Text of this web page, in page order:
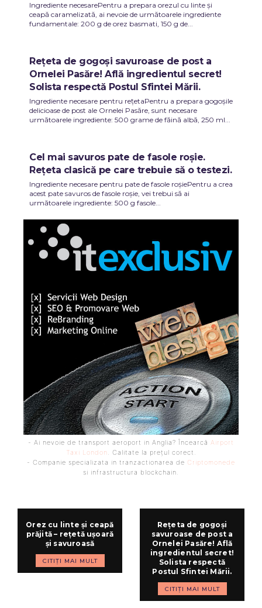
Ingrediente necesarePentru a prepara orezul cu linte și
ceapă caramelizată, ai nevoie de următoarele ingrediente
fundamentale: 200 g de orez basmati, 150 g de...
Rețeta de gogoși savuroase de post a
Ornelei Pasăre! Află ingredientul secret!
Solista respectă Postul Sfintei Mării.
Ingrediente necesare pentru rețetaPentru a prepara gogoșile
delicioase de post ale Ornelei Pasăre, sunt necesare
următoarele ingrediente: 500 grame de făină albă, 250 ml...
Cel mai savuros pate de fasole roșie.
Rețeta clasică pe care trebuie să o testezi.
Ingrediente necesare pentru pate de fasole roșiePentru a crea
acest pate savuros de fasole roșie, vei trebui să ai
următoarele ingrediente: 500 g fasole...
- Ai nevoie de transport aeroport in Anglia? Încearcă Airport
Taxi London. Calitate la prețul corect.
- Companie specializata in tranzactionarea de Criptomonede
si infrastructura blockchain.
Orez cu linte și ceapă
prăjită – rețetă ușoară
și savuroasă
CITIȚI MAI MULT
Rețeta de gogoși
savuroase de post a
Ornelei Pasăre! Află
ingredientul secret!
Solista respectă
Postul Sfintei Mării.
CITIȚI MAI MULT